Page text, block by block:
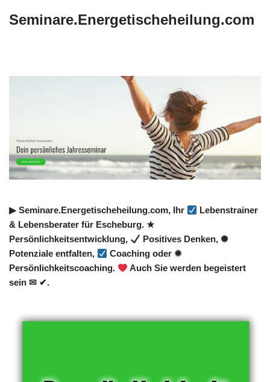
Seminare.Energetischeheilung.com
▶︎ Seminare.Energetischeheilung.com, Ihr
Lebenstrainer
& Lebensberater für Escheburg. ★
Persönlichkeitsentwicklung,
Positives Denken, ✺
Potenziale entfalten,
Coaching oder ✹
Persönlichkeitscoaching.
Auch Sie werden begeistert
sein ✉ ✔.